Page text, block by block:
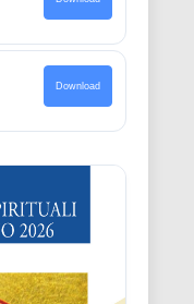
Download